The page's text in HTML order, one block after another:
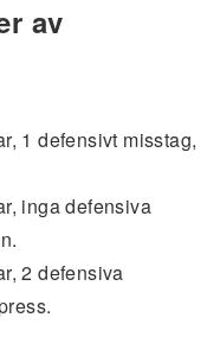
av
1 defensivt misstag,
inga defensiva
2 defensiva